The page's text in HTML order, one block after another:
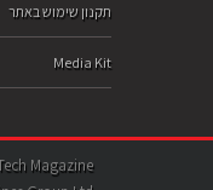
תקנון שימוש באתר
Media Kit